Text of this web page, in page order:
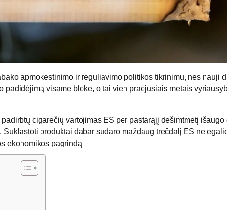
apmokestinimo ir reguliavimo politikos tikrinimu, nes nauji
padidėjimą visame bloke, o tai vien praėjusiais metais
cigarečių vartojimas ES per pastarąjį dešimtmetį
Suklastoti produktai dabar sudaro maždaug trečdalį ES
ekonomikos pagrindą.